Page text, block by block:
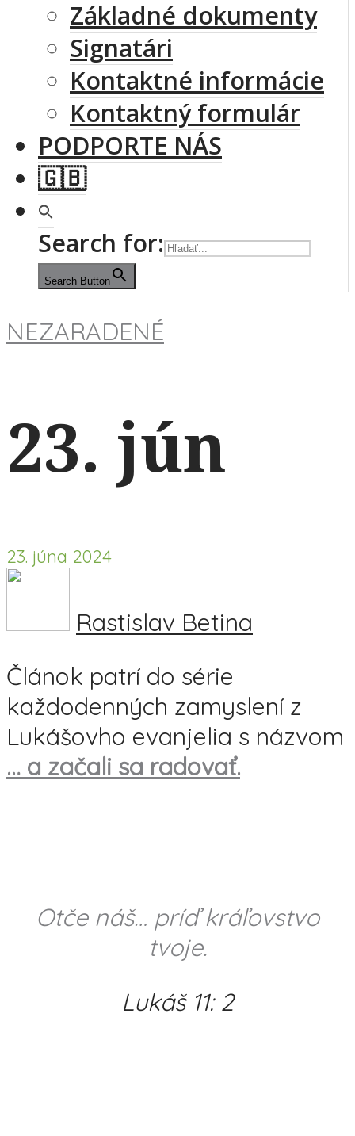
Základné dokumenty
Signatári
Kontaktné informácie
Kontaktný formulár
PODPORTE NÁS
🇬🇧
Search for:
Search Button
NEZARADENÉ
23. jún
23. júna 2024
Rastislav Betina
Článok patrí do série
každodenných zamyslení z
Lukášovho evanjelia s názvom
… a začali sa radovať.
Otče náš… príď kráľovstvo
tvoje.
Lukáš 11: 2